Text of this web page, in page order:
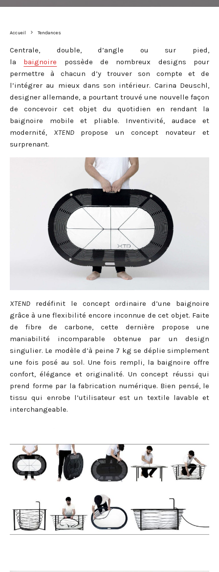
Accueil Tendances
Centrale, double, d’angle ou sur pied,
la baignoire possède de nombreux designs pour
permettre à chacun d’y trouver son compte et de
l’intégrer au mieux dans son intérieur. Carina Deuschl,
designer allemande, a pourtant trouvé une nouvelle façon
de concevoir cet objet du quotidien en rendant la
baignoire mobile et pliable. Inventivité, audace et
modernité, XTEND propose un concept novateur et
surprenant.
XTEND redéfinit le concept ordinaire d’une baignoire
grâce à une flexibilité encore inconnue de cet objet. Faite
de fibre de carbone, cette dernière propose une
maniabilité incomparable obtenue par un design
singulier. Le modèle d’à peine 7 kg se déplie simplement
une fois posé au sol. Une fois rempli, la baignoire offre
confort, élégance et originalité. Un concept réussi qui
prend forme par la fabrication numérique. Bien pensé, le
tissu qui enrobe l’utilisateur est un textile lavable et
interchangeable.